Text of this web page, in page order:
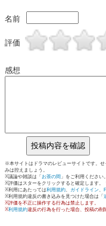
名前
評価
感想
※本サイトはドラマのレビューサイトです。
みは控えましょう。
※議論や雑談は「 お茶の間 」をご利用ください。
※評価はスターをクリックすると確定します。
※利用にあたっては利用規約、 ガイドライン、
※利用規約違反の書き込みを見つけた場合は「
※評価を不正に操作する行為は禁止します。
※利用規約違反の行為を行った場合、投稿の削